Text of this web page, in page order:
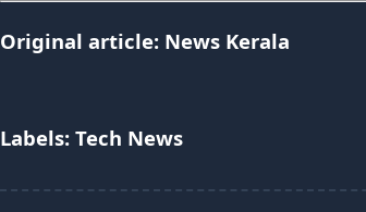
Original article: News Kerala
Labels: Tech News